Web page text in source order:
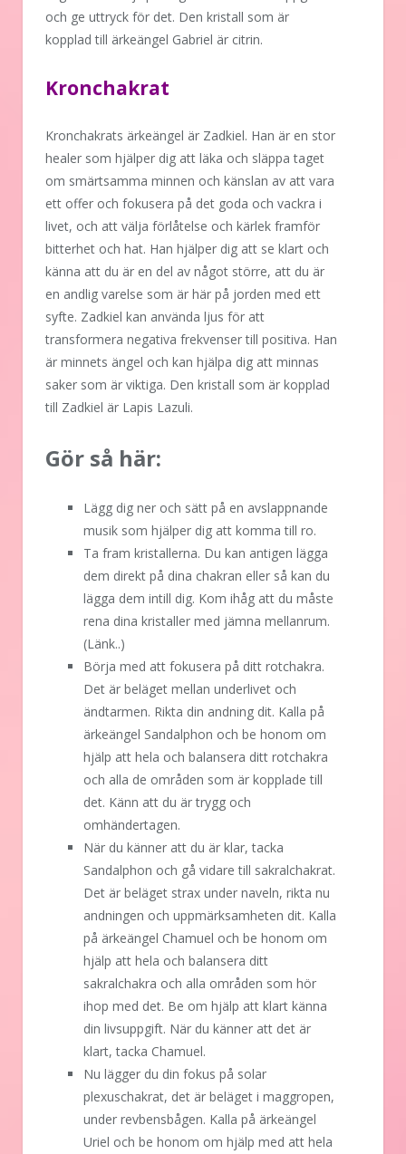
och ge uttryck för det. Den kristall som är
kopplad till ärkeängel Gabriel är citrin.
Kronchakrat
Kronchakrats ärkeängel är Zadkiel. Han är en stor
healer som hjälper dig att läka och släppa taget
om smärtsamma minnen och känslan av att vara
ett offer och fokusera på det goda och vackra i
livet, och att välja förlåtelse och kärlek framför
bitterhet och hat. Han hjälper dig att se klart och
känna att du är en del av något större, att du är
en andlig varelse som är här på jorden med ett
syfte. Zadkiel kan använda ljus för att
transformera negativa frekvenser till positiva. Han
är minnets ängel och kan hjälpa dig att minnas
saker som är viktiga. Den kristall som är kopplad
till Zadkiel är Lapis Lazuli.
Gör så här:
Lägg dig ner och sätt på en avslappnande
musik som hjälper dig att komma till ro.
Ta fram kristallerna. Du kan antigen lägga
dem direkt på dina chakran eller så kan du
lägga dem intill dig. Kom ihåg att du måste
rena dina kristaller med jämna mellanrum.
(Länk..)
Börja med att fokusera på ditt rotchakra.
Det är beläget mellan underlivet och
ändtarmen. Rikta din andning dit. Kalla på
ärkeängel Sandalphon och be honom om
hjälp att hela och balansera ditt rotchakra
och alla de områden som är kopplade till
det. Känn att du är trygg och
omhändertagen.
När du känner att du är klar, tacka
Sandalphon och gå vidare till sakralchakrat.
Det är beläget strax under naveln, rikta nu
andningen och uppmärksamheten dit. Kalla
på ärkeängel Chamuel och be honom om
hjälp att hela och balansera ditt
sakralchakra och alla områden som hör
ihop med det. Be om hjälp att klart känna
din livsuppgift. När du känner att det är
klart, tacka Chamuel.
Nu lägger du din fokus på solar
plexuschakrat, det är beläget i maggropen,
under revbensbågen. Kalla på ärkeängel
Uriel och be honom om hjälp med att hela